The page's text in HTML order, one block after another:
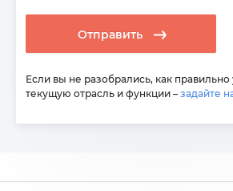
Отправить
Если вы не разобрались, как правильно
текущую отрасль и функции – задайте